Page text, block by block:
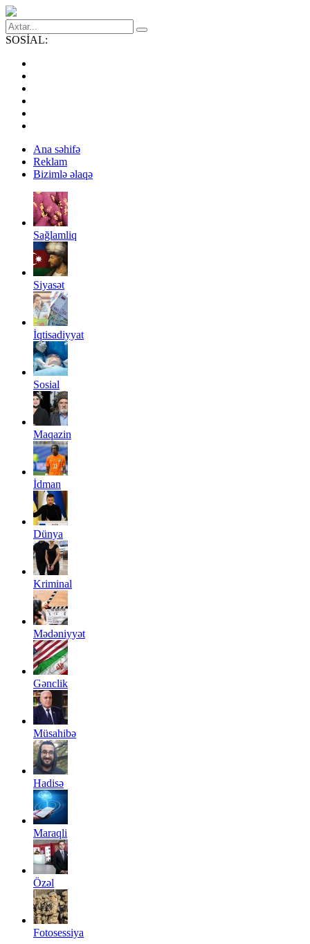
SOSİAL:
Ana səhifə
Reklam
Bizimlə əlaqə
Sağlamliq
Siyasət
İqtisadiyyat
Sosial
Maqazin
İdman
Dünya
Kriminal
Mədəniyyət
Gənclik
Müsahibə
Hadisə
Maraqli
Özəl
Fotosessiya